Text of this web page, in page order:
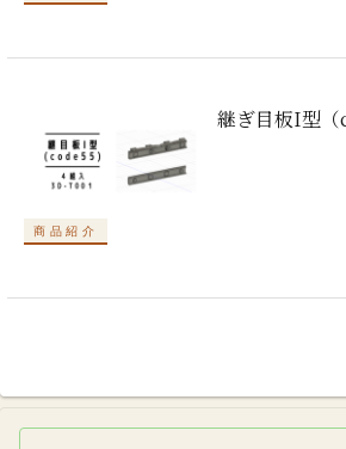
商品紹介
継ぎ目板I型